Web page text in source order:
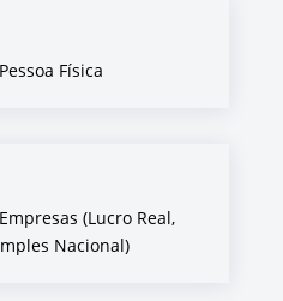
Física
(Lucro Real,
Nacional)